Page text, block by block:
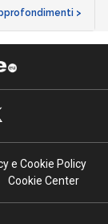
>
e Cookie Policy
Cookie Center